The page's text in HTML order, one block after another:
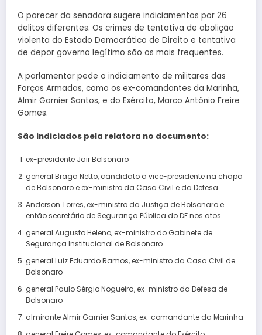
O parecer da senadora sugere indiciamentos por 26
delitos diferentes. Os crimes de tentativa de abolição
violenta do Estado Democrático de Direito e tentativa
de depor governo legítimo são os mais frequentes.
A parlamentar pede o indiciamento de militares das
Forças Armadas, como os ex-comandantes da Marinha,
Almir Garnier Santos, e do Exército, Marco Antônio Freire
Gomes.
São indiciados pela relatora no documento:
ex-presidente Jair Bolsonaro
general Braga Netto, candidato a vice-presidente na chapa
de Bolsonaro e ex-ministro da Casa Civil e da Defesa
Anderson Torres, ex-ministro da Justiça de Bolsonaro e
então secretário de Segurança Pública do DF nos atos
general Augusto Heleno, ex-ministro do Gabinete de
Segurança Institucional de Bolsonaro
general Luiz Eduardo Ramos, ex-ministro da Casa Civil de
Bolsonaro
general Paulo Sérgio Nogueira, ex-ministro da Defesa de
Bolsonaro
almirante Almir Garnier Santos, ex-comandante da Marinha